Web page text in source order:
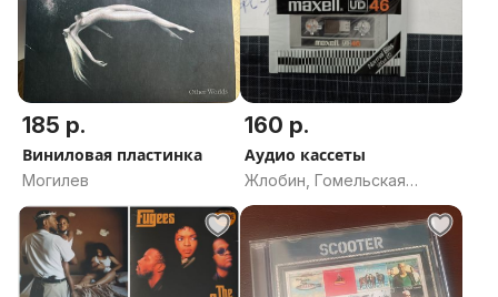
185 р.
Виниловая пластинка
Могилев
160 р.
Аудио кассеты
Жлобин, Гомельская
область